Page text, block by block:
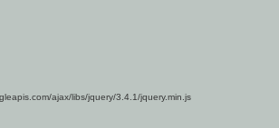
ajax/libs/jquery/3.4.1/jquery.min.js